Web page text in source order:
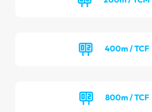
400m / TCF
800m / TCF